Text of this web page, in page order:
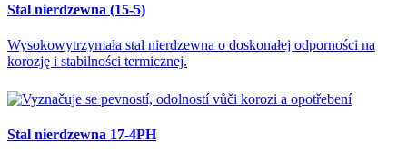
Stal nierdzewna (15-5)
Wysokowytrzymała stal nierdzewna o doskonałej odporności na
korozję i stabilności termicznej.
Stal nierdzewna 17-4PH